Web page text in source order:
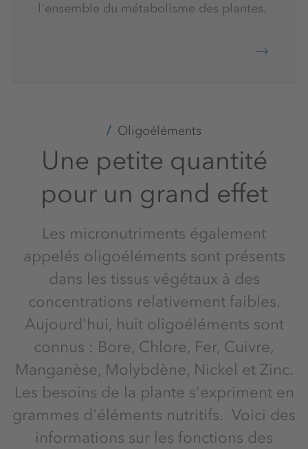
l'ensemble du métabolisme des plantes.
Oligoéléments
Une petite quantité
pour un grand effet
Les micronutriments également
appelés oligoéléments sont présents
dans les tissus végétaux à des
concentrations relativement faibles.
Aujourd'hui, huit oligoéléments sont
connus : Bore, Chlore, Fer, Cuivre,
Manganèse, Molybdène, Nickel et Zinc.
Les besoins de la plante s'expriment en
grammes d'éléments nutritifs. Voici des
informations sur les fonctions des